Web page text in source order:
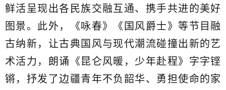
鲜活呈现出各民族交融互通、携手共进的美好
图景。此外，《咏春》《国风爵士》等节目融
古纳新，让古典国风与现代潮流碰撞出新的艺
术活力，朗诵《昆仑风暖，少年赴程》字字铿
锵，抒发了边疆青年不负韶华、勇担使命的家